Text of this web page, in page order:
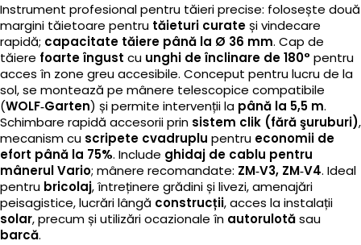
Instrument profesional pentru tăieri precise: folosește două
margini tăietoare pentru tăieturi curateși vindecare
rapidă; capacitate tăiere până la Ø 36 mm. Cap de
tăiere foarte îngust cu unghi de înclinare de 180° pentru
acces în zone greu accesibile. Conceput pentru lucru de la
sol, se montează pe mânere telescopice compatibile
(WOLF‑Garten) și permite intervenții la până la 5,5 m.
Schimbare rapidă accesorii prin sistem clik (fără şuruburi),
mecanism cu scripete cvadruplu pentru economii de
efort până la 75%. Include ghidaj de cablu pentru
mânerul Vario; mânere recomandate: ZM‑V3, ZM‑V4. Ideal
pentru bricolaj, întreținere grădini și livezi, amenajări
peisagistice, lucrări lângă construcții, acces la instalații
solar, precum și utilizări ocazionale în autorulotăsau
barcă.